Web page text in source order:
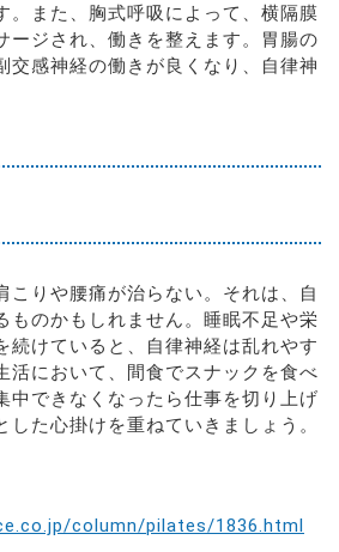
。また、胸式呼吸によって、横隔膜
ージされ、働きを整えます。胃腸の
交感神経の働きが良くなり、自律神
こりや腰痛が治らない。それは、自
ものかもしれません。睡眠不足や栄
続けていると、自律神経は乱れやす
活において、間食でスナックを食べ
中できなくなったら仕事を切り上げ
した心掛けを重ねていきましょう。
column/pilates/1836.html